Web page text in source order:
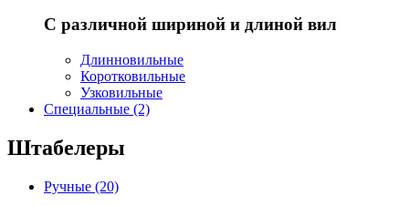
С различной шириной и длиной вил
Длинновильные
Коротковильные
Узковильные
Cпециальные (2)
Штабелеры
Ручные (20)